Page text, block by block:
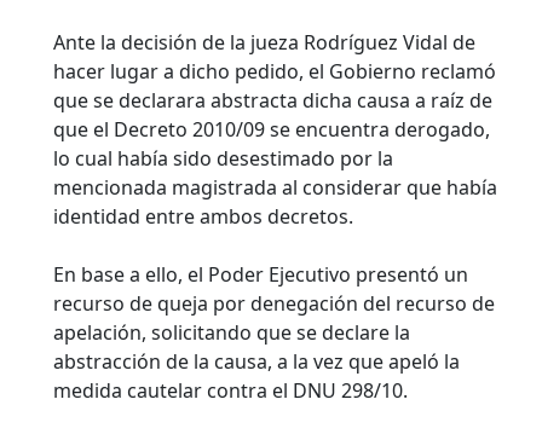
Ante la decisión de la jueza Rodríguez Vidal de
hacer lugar a dicho pedido, el Gobierno reclamó
que se declarara abstracta dicha causa a raíz de
que el Decreto 2010/09 se encuentra derogado,
lo cual había sido desestimado por la
mencionada magistrada al considerar que había
identidad entre ambos decretos.
En base a ello, el Poder Ejecutivo presentó un
recurso de queja por denegación del recurso de
apelación, solicitando que se declare la
abstracción de la causa, a la vez que apeló la
medida cautelar contra el DNU 298/10.